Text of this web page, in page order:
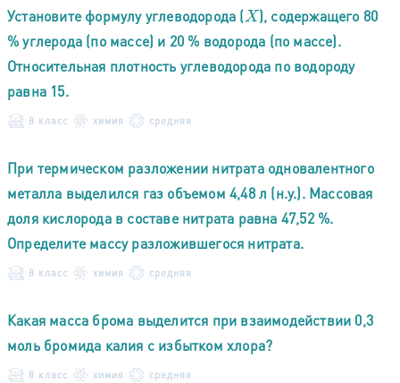
Установите формулу углеводорода (X ), содержащего 80
% углерода (по массе) и 20 % водорода (по массе).
Относительная плотность углеводорода по водороду
равна 15.
8 класс химия средняя
При термическом разложении нитрата одновалентного
металла выделился газ объемом 4,48 л (н.у.). Массовая
доля кислорода в составе нитрата равна 47,52 %.
Определите массу разложившегося нитрата.
8 класс химия средняя
Какая масса брома выделится при взаимодействии 0,3
моль бромида калия с избытком хлора?
8 класс химия средняя